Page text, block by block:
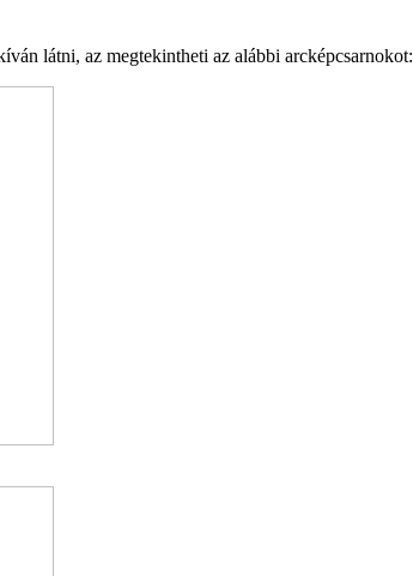
látni, az megtekintheti az alábbi arcképcsarnokot: